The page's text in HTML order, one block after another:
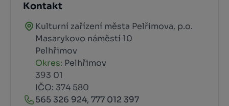
Kontakt
Kulturní zařízení města Pelřimova, p.o.
Masarykovo náměstí 10
Pelhřimov
Okres: Pelhřimov
393 01
IČO: 374 580
565 326 924, 777 012 397